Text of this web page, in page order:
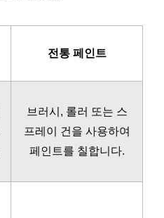
전통 페인트
브러시, 롤러 또는 스
프레이 건을 사용하여
페인트를 칠합니다.